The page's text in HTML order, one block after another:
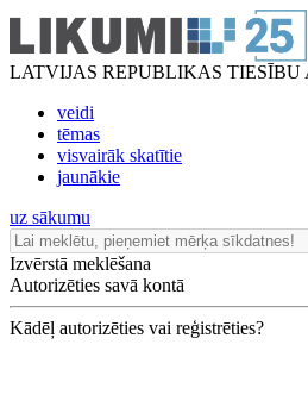
LATVIJAS REPUBLIKAS TIESĪBU
veidi
tēmas
visvairāk skatītie
jaunākie
uz sākumu
Izvērstā meklēšana
Autorizēties savā kontā
Kādēļ autorizēties vai reģistrēties?